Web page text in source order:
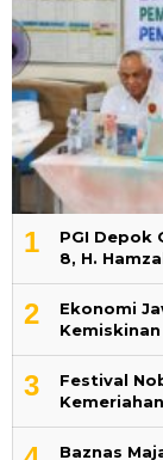
1
PGI Depok
8, H.
2
Ekonomi
3
Festival
Baznas